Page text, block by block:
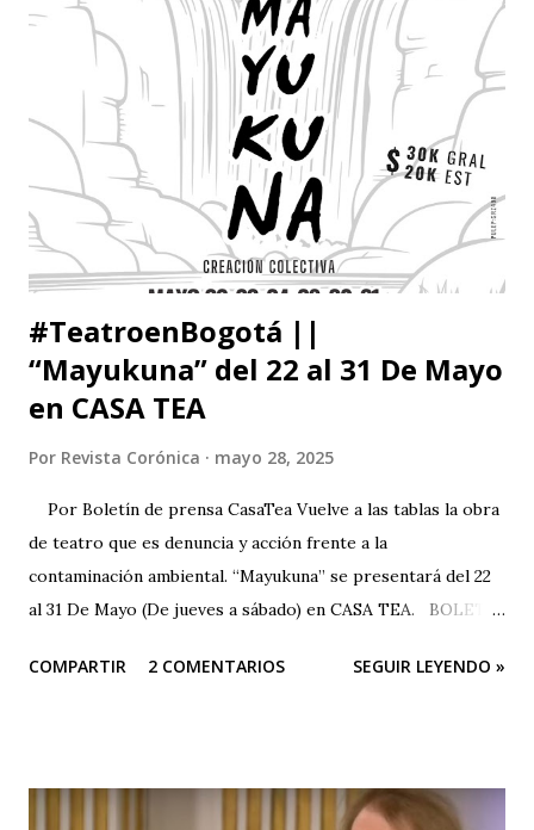
#TeatroenBogotá ||
“Mayukuna” del 22 al 31 De Mayo
en CASA TEA
Por Revista Corónica mayo 28, 2025
Por Boletín de prensa CasaTea Vuelve a las tablas la obra
de teatro que es denuncia y acción frente a la
contaminación ambiental. “Mayukuna” se presentará del 22
al 31 De Mayo (De jueves a sábado) en CASA TEA. BOLETÍN
a un medio ambiente saludable.” El arte es una herramienta
“Mayukuna”; a través del cuerpo, la música, el canto, el
COMPARTIR 2 COMENTARIOS SEGUIR LEYENDO »